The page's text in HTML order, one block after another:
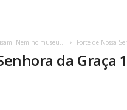
Nem no museu… Forte de Nossa
da Graça 1